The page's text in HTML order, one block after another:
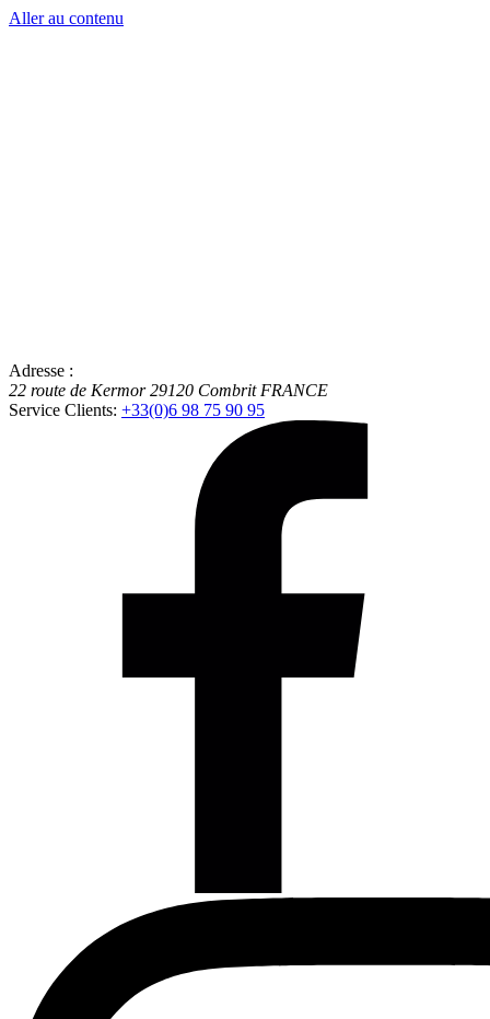
Aller au contenu
Adresse :
22 route de Kermor 29120 Combrit FRANCE
Service Clients: +33(0)6 98 75 90 95